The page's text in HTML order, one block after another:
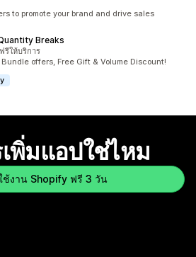
to promote your brand and drive sales
Breaks
รีให้บริการ
offers, Free Gift & Volume Discount!
พิ่มแอปใช่ไหม
ช้งาน Shopify ฟรี 3 วัน